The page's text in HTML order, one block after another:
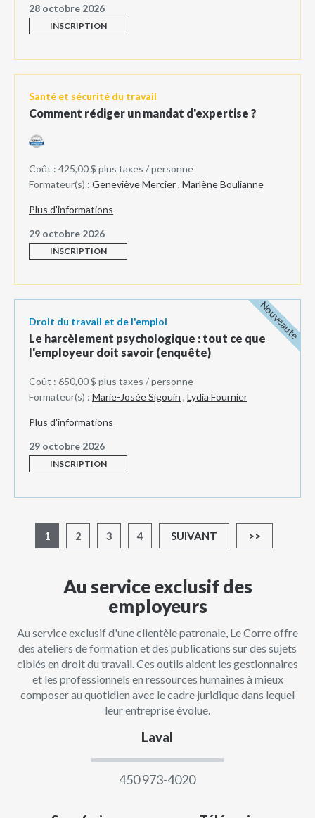
28 octobre 2026
INSCRIPTION
Santé et sécurité du travail
Comment rédiger un mandat d'expertise ?
Coût : 425,00 $ plus taxes / personne
Formateur(s) : Geneviève Mercier, Marlène Boulianne
Plus d'informations
29 octobre 2026
INSCRIPTION
Nouveauté
Droit du travail et de l'emploi
Le harcèlement psychologique : tout ce que
l'employeur doit savoir (enquête)
Coût : 650,00 $ plus taxes / personne
Formateur(s) : Marie-Josée Sigouin , Lydia Fournier
Plus d'informations
29 octobre 2026
INSCRIPTION
1 2 3 4 SUIVANT >>
Au service exclusif des
employeurs
Au service exclusif d'une clientèle patronale, Le Corre offre
des ateliers de formation et des publications sur des sujets
ciblés en droit du travail. Ces outils aident les gestionnaires
et les professionnels en ressources humaines à mieux
composer au quotidien avec le cadre juridique dans lequel
leur entreprise évolue.
Laval
450 973-4020